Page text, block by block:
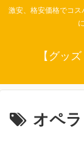
激安、格安価格でコ
【グッ
オペラ